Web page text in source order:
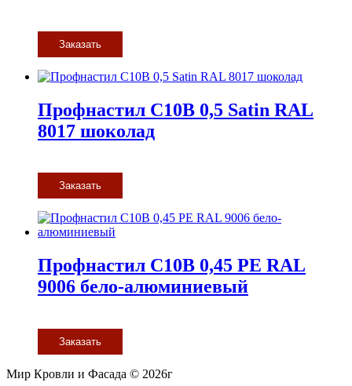
Заказать
Профнастил С10В 0,5 Satin RAL
8017 шоколад
Заказать
Профнастил С10В 0,45 PE RAL
9006 бело-алюминиевый
Заказать
Мир Кровли и Фасада © 2026г